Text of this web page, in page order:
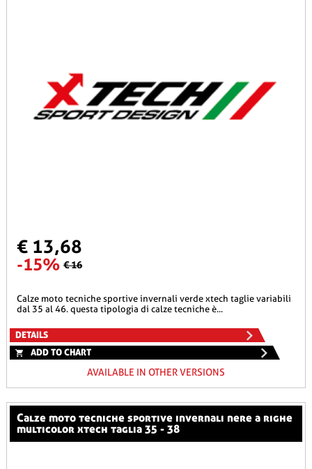
€ 13,68
-15% € 16
calze moto tecniche sportive invernali verde xtech taglie variabili
dal 35 al 46. questa tipologia di calze tecniche è...
DETAILS
ADD TO CHART
AVAILABLE IN OTHER VERSIONS
calze moto tecniche sportive invernali nere a righe
multicolor xtech taglia 35 - 38